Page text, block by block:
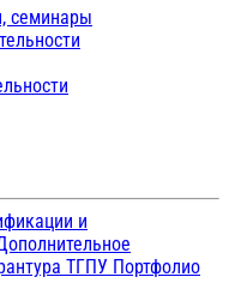
семинары
и
ТГПУ Портфолио